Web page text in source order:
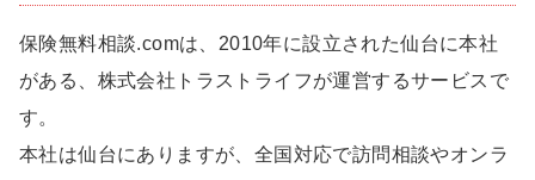
保険無料相談.comは、2010年に設立された仙台に本社
がある、株式会社トラストライフが運営するサービスで
す。
本社は仙台にありますが、全国対応で訪問相談やオンラ